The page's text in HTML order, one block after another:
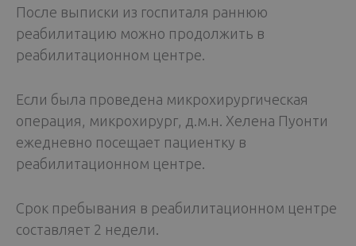
После выписки из госпиталя раннюю
реабилитацию можно продолжить в
реабилитационном центре.
Если была проведена микрохирургическая
операция, микрохирург, д.м.н. Хелена Пуонти
ежедневно посещает пациентку в
реабилитационном центре.
Срок пребывания в реабилитационном центре
составляет 2 недели.